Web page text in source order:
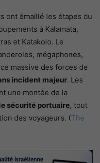
ont émaillé les étapes du
à Kalamata,
et Katakolo. Le
mégaphones,
massive des forces de
incident majeur. Les
une montée de la
sécurité portuaire, tout
des voyageurs. (The